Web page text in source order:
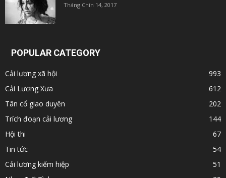
Tháng Chín 14, 2017
POPULAR CATEGORY
Cải lương xã hội
993
Cải Lương Xưa
612
Tân cổ giao duyên
202
Trích đoạn cải lương
144
Hội thi
67
Tin tức
54
Cải lương kiếm hiệp
51